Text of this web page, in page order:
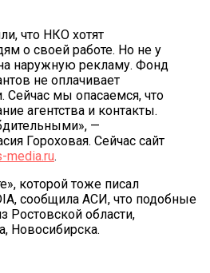
что НКО хотят
о своей работе. Но не у
наружную рекламу. Фонд
не оплачивает
Сейчас мы опасаемся, что
агентства и контакты.
—
Гороховая. Сейчас сайт
media.ru.
которой тоже писал
сообщила АСИ, что подобные
Ростовской области,
Новосибирска.